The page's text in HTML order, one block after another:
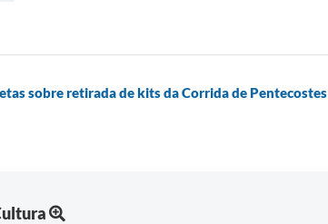
sobre retirada de kits da Corrida de Pentecostes